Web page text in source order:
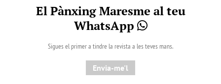
El Pànxing Maresme al teu
WhatsApp
Sigues el primer a tindre la revista a les teves mans.
Envia-me'l